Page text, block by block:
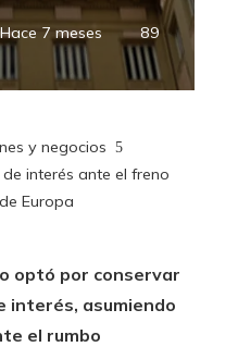
Hace 7 meses 89
y negocios
interés ante el freno
Europa
optó por conservar
interés, asumiendo
el rumbo